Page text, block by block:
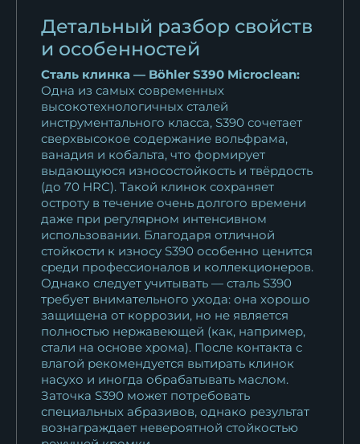
Детальный разбор свойств
и особенностей
Сталь клинка — Böhler S390 Microclean:
Одна из самых современных
высокотехнологичных сталей
инструментального класса, S390 сочетает
сверхвысокое содержание вольфрама,
ванадия и кобальта, что формирует
выдающуюся износостойкость и твёрдость
(до 70 HRC). Такой клинок сохраняет
остроту в течение очень долгого времени
даже при регулярном интенсивном
использовании. Благодаря отличной
стойкости к износу S390 особенно ценится
среди профессионалов и коллекционеров.
Однако следует учитывать — сталь S390
требует внимательного ухода: она хорошо
защищена от коррозии, но не является
полностью нержавеющей (как, например,
стали на основе хрома). После контакта с
влагой рекомендуется вытирать клинок
насухо и иногда обрабатывать маслом.
Заточка S390 может потребовать
специальных абразивов, однако результат
вознаграждает невероятной стойкостью